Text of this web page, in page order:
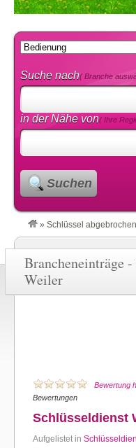
Suche nach( Branche
in der Nähe von( Ihre
Suchen
» Schlüssel
Brancheneinträge
Weiler
Bewertung
Bewertungen
Schlüsseldienst
Aufgelistet in